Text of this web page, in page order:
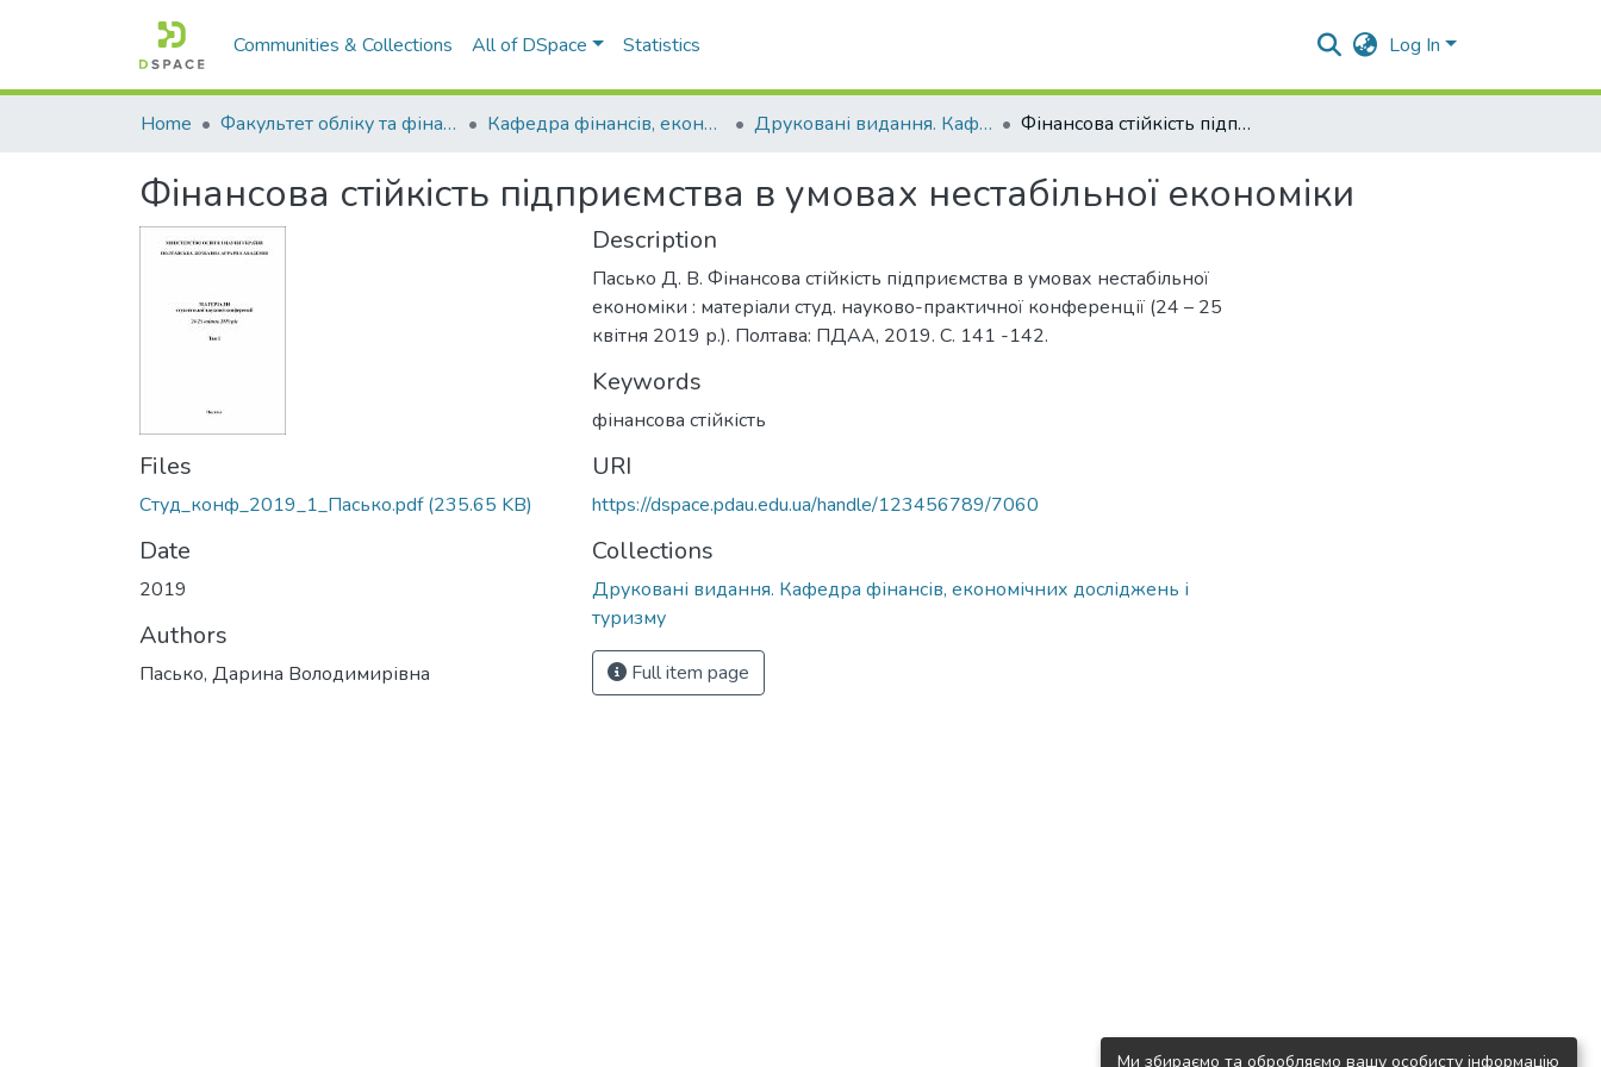
Communities & Collections All of DSpace Statistics Log In
Home Факультет обліку та фінансів Кафедра фінансів, економічних досліджень і туризму Друковані видання. Кафедра фінансів, економічних досліджень і туризму Фінансова стійкість підприємства в умовах нестабільної економіки
Фінансова стійкість підприємства в умовах нестабільної економіки
Files
Студ_конф_2019_1_Пасько.pdf(235.65 KB)
Date
2019
Authors
Пасько, Дарина Володимирівна
Description
Пасько Д. В. Фінансова стійкість підприємства в умовах нестабільної
економіки : матеріали студ. науково-практичної конференції (24 – 25
квітня 2019 р.). Полтава: ПДАА, 2019. С. 141 -142.
Keywords
фінансова стійкість
URI
https://dspace.pdau.edu.ua/handle/123456789/7060
Collections
Друковані видання. Кафедра фінансів, економічних досліджень і
туризму
Full item page
Ми збираємо та обробляємо вашу особисту інформацію